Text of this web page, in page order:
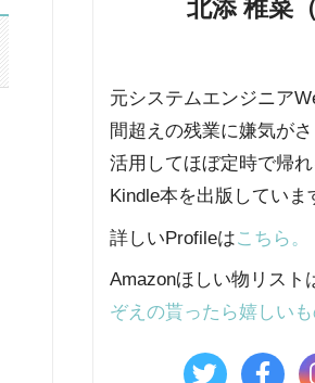
北添 稚菜
元システムエンジニア
間超えの残業に嫌気が
活用してほぼ定時で帰れ
Kindle本を出版していま
詳しいProfileはこちら。
Amazonほしい物リスト
ぞえの貰ったら嬉しいも